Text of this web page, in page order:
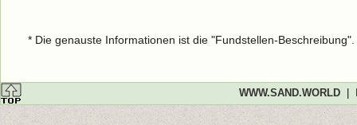
* Die genauste Informationen ist die "Fundstellen-
WWW.SAND.WORLD|